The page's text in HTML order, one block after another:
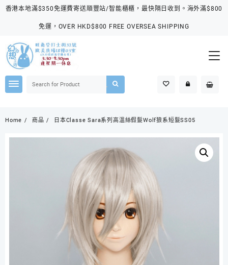
Skip
香港本地滿$350免運費寄送順豐站/智能櫃櫃，最快隔日收到。海外滿$800
免運，OVER HKD$800 FREE OVERSEA SHIPPING
Home 商品 日本Classe Sara系列高溫絲假髮Wolf狼系短髮SS05